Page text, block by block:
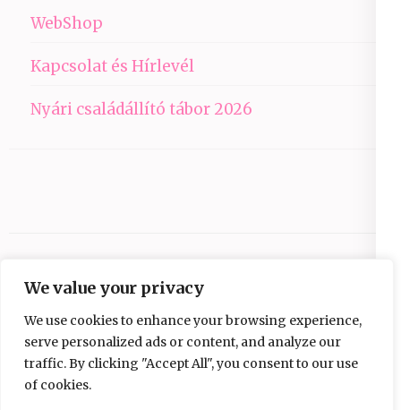
We value your privacy
We use cookies to enhance your browsing experience,
serve personalized ads or content, and analyze our
traffic. By clicking "Accept All", you consent to our use
of cookies.
WebShop
Kapcsolat és Hírlevél
Nyári családállító tábor 2026
Copyright © 2026Ezüst-Híd.
Elegant Pink
Developed By